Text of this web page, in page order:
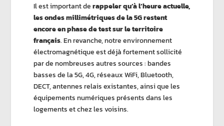
Il est important derappeler qu’à l’heure actuelle,
les ondes millimétriques de la 5G restent
encore en phase de test sur le territoire
français. En revanche, notre environnement
électromagnétique est déjà fortement sollicité
par de nombreuses autres sources : bandes
basses de la 5G, 4G, réseaux WiFi, Bluetooth,
DECT, antennes relais existantes, ainsi que les
équipements numériques présents dans les
logements et chez les voisins.